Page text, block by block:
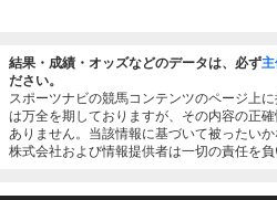
結果・成績・オッズなどのデータは、必ず
ださい。
スポーツナビの競馬コンテンツのページ上
は万全を期しておりますが、その内容の正
ありません。当該情報に基づいて被ったい
株式会社および情報提供者は一切の責任を負